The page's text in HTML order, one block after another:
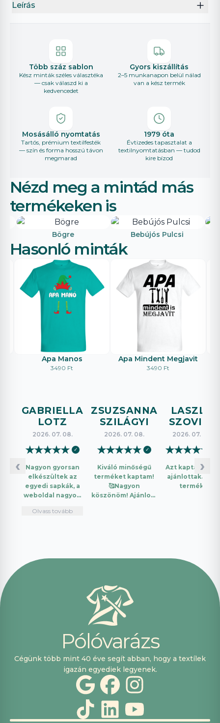
Leírás
Több száz sablon
Kész minták széles választéka
— csak válaszd ki a
kedvencedet
Gyors kiszállítás
2–5 munkanapon belül nálad
van a kész termék
Mosásálló nyomtatás
Tartós, prémium textilfesték
— szín és forma hosszú távon
megmarad
1979 óta
Évtizedes tapasztalat a
textilnyomtatásban — tudod
kire bízod
Nézd meg a mintád más
termékeken is
Bögre Bebújós Pulcsi
Hasonló minták
Apa Manos
3490 Ft
Apa Mindent Megjavit
3490 Ft
‹
GABRIELLA
LOTZ
2026. 07. 08.
★★★★★ ✓
Nagyon gyorsan
elkészültek az
egyedi sapkák, a
weboldal nagyon
használni.
fogok innen
Olvass tovább
ZSUZSANNA
SZILÁGYI
2026. 07. 08.
★★★★★ ✓
Kiváló minőségű
terméket kaptam!
🥰Nagyon
köszönöm! Ajánlom
LASZLO
SZOVICS
2026. 07. 08.
★★★★★
Azt kaptam amit
ajánlottak. Jó a
termék.
›
Pólóvarázs
Cégünk több mint 40 éve segít abban, hogy a textílek
igazán egyediek legyenek.